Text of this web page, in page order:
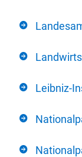
Leibniz-